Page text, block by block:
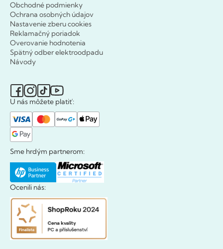
Obchodné podmienky
Ochrana osobných údajov
Nastavenie zberu cookies
Reklamačný poriadok
Overovanie hodnotenia
Spätný odber elektroodpadu
Návody
U nás môžete platiť:
Sme hrdým partnerom:
Ocenili nás: